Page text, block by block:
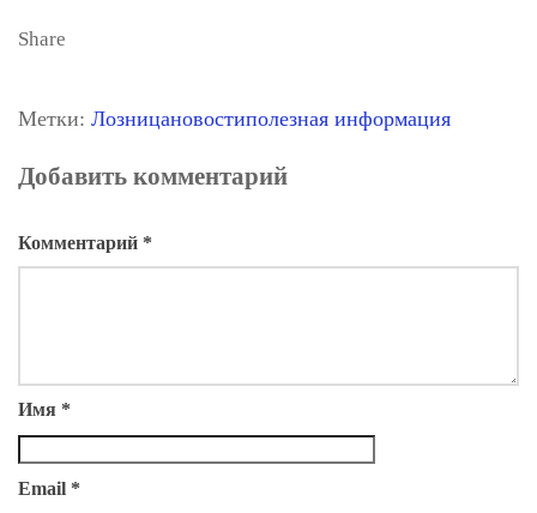
Share
Метки: Лозницановостиполезная информация
Добавить комментарий
Комментарий *
Имя *
Email *